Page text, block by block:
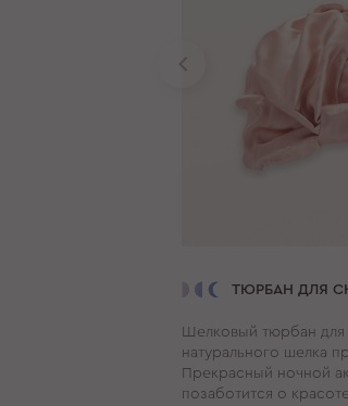
ТЮРБАН ДЛЯ
Шелковый тюрбан для
натурального шелка
Прекрасный ночной
позаботится о